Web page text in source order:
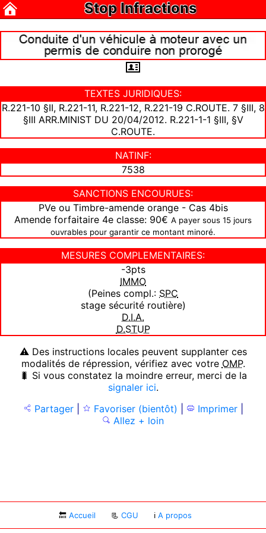
Stop Infractions
TEXTES JURIDIQUES:
R.221-10 §II, R.221-11, R.221-12, R.221-19 C.ROUTE. 7 §III, 8
§III ARR.MINIST DU 20/04/2012. R.221-1-1 §III, §V
C.ROUTE.
NATINF:
7538
SANCTIONS ENCOURUES:
PVe ou Timbre-amende orange - Cas 4bis
Amende forfaitaire 4e classe: 90€ A payer sous 15 jours
ouvrables pour garantir ce montant minoré.
MESURES COMPLEMENTAIRES:
-3pts
IMMO
(Peines compl.: SPC
stage sécurité routière)
D.I.A.
D.STUP
⚠ Des instructions locales peuvent supplanter ces
modalités de répression, vérifiez avec votre OMP.
🐛 Si vous constatez la moindre erreur, merci de la
signaler ici.
Partager| Favoriser (bientôt) Imprimer|
Allez + loin
🔙 Accueil 📃 CGU ℹ A propos